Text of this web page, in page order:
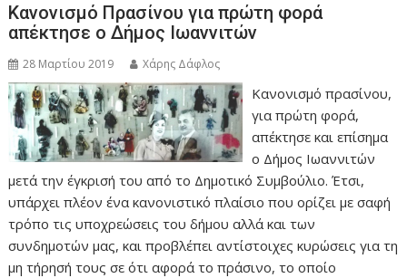
Κανονισμό Πρασίνου για πρώτη φορά
απέκτησε ο Δήμος Ιωαννιτών
28 Μαρτίου 2019 Χάρης Δάφλος
Κανονισμό πρασίνου,
για πρώτη φορά,
απέκτησε και επίσημα
ο Δήμος Ιωαννιτών
μετά την έγκρισή του από το Δημοτικό Συμβούλιο. Έτσι,
υπάρχει πλέον ένα κανονιστικό πλαίσιο που ορίζει με σαφή
τρόπο τις υποχρεώσεις του δήμου αλλά και των
συνδημοτών μας, και προβλέπει αντίστοιχες κυρώσεις για τη
μη τήρησή τους σε ότι αφορά το πράσινο, το οποίο